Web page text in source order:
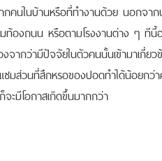
กคนในบ้านหรือที่ทำงานด้วย นอกจา
ท้องถนน หรือตามโรงงานต่าง ๆ ทีนี้
ากว่ามีปัจจัยในตัวคนนั้นเข้ามาเกี่ย
มส่วนที่สึกหรอของปอดทำได้น้อยกว่
มีโอกาสเกิดขึ้นมากกว่า